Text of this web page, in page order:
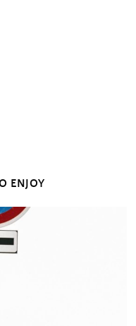
ENJOY